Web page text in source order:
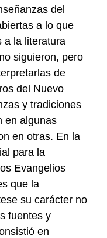
del
a lo que
a la literatura
siguieron, pero
de
del Nuevo
y tradiciones
en algunas
en otras. En la
para la
Evangelios
que la
su carácter no
fuentes y
en